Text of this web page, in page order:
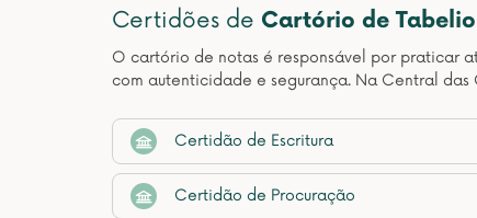
Certidões de Cartório de
O cartório de notas é responsável por praticar
com autenticidade e segurança. Na Central
Certidão de Escritura
Certidão de Procuração